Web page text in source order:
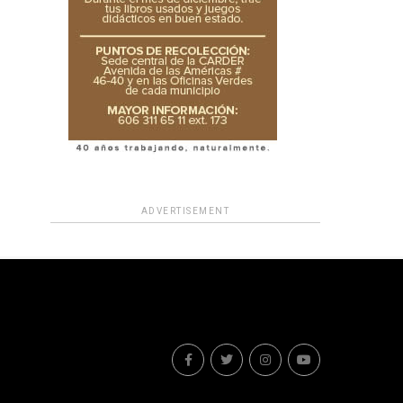
ADVERTISEMENT